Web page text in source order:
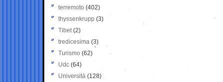
terremoto (402)
thyssenkrupp (3)
Tibet(2)
tredicesima (3)
Turismo (62)
Udc (64)
Università (128)